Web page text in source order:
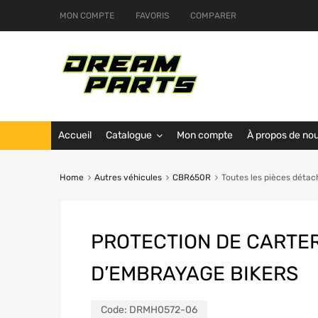
MON COMPTE FAVORIS COMPARER
Accueil Catalogue Mon compte À propos de
Home Autres véhicules CBR650R Toutes les pièces
PROTECTION DE
D’EMBRAYAGE BIKERS
Code: DRMH0572-06